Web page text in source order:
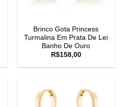
Brinco Gota Princess
Turmalina Em Prata De Lei
Banho De Ouro
R$158,00